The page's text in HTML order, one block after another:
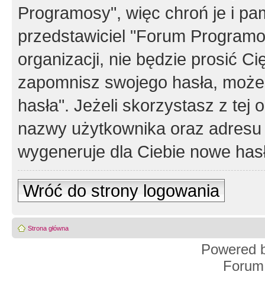
Programosy", więc chroń je i
przedstawiciel "Forum
organizacji, nie będzie prosić
zapomnisz swojego hasła,
hasła". Jeżeli skorzystasz z tej
nazwy użytkownika oraz
wygeneruje dla Ciebie nowe
Wróć do strony logowania
Strona główna
Powered